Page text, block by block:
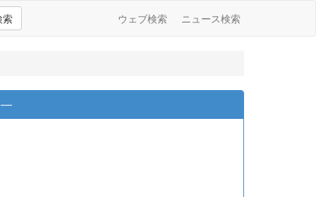
索 ウェブ検索 ニュース検索
―